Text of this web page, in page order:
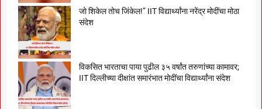
जो शिकेल तोच जिंकेल!” IIT विद्यार्थ्यांना नरेंद्र मोदींचा मोठा
संदेश
विकसित भारताचा पाया पुढील ३५ वर्षांत तरुणांच्या कामावर;
IIT दिल्लीच्या दीक्षांत समारंभात मोदींचा विद्यार्थ्यांना संदेश